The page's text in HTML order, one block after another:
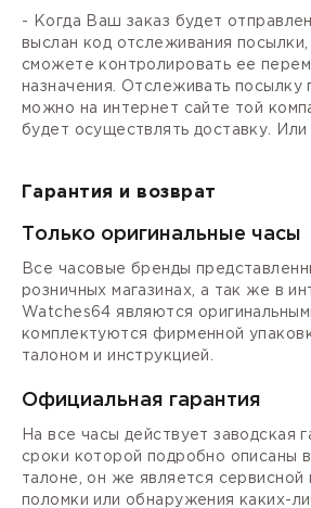
- Когда Ваш заказ будет
выслан код отслеживания
сможете контролировать ее
назначения. Отслеживать посылку
можно на интернет сайте той
будет осуществлять доставку. Или
Гарантия и возврат
Только оригинальные часы
Все часовые бренды
розничных магазинах, а так же в
Watches64 являются
комплектуются фирменной
талоном и инструкцией.
Официальная гарантия
На все часы действует заводская
сроки которой подробно описаны
талоне, он же является сервисной
поломки или обнаружения каких-